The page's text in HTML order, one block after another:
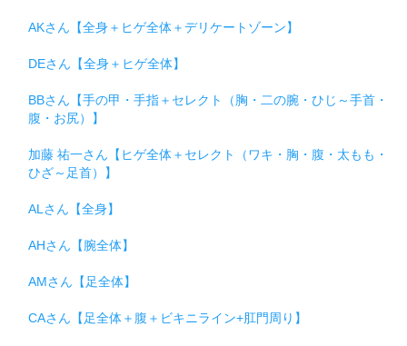
AKさん【全身＋ヒゲ全体＋デリケートゾーン】
DEさん【全身＋ヒゲ全体】
BBさん【手の甲・手指＋セレクト（胸・二の腕・ひじ～手首・
腹・お尻）】
加藤 祐一さん【ヒゲ全体＋セレクト（ワキ・胸・腹・太もも・
ひざ～足首）】
ALさん【全身】
AHさん【腕全体】
AMさん【足全体】
CAさん【足全体＋腹＋ビキニライン+肛門周り】